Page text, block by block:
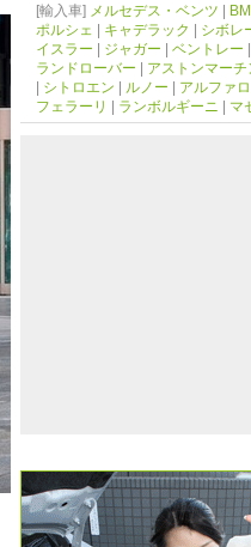
[輸入車] メルセデス・ベンツ
ポルシェ
キャデラック シボレ
イスラー
ジャガー ベントレー
ランドローバー
アストンマーチ
シトロエン ルノー アルファ
フェラーリ
ランボルギーニ マ